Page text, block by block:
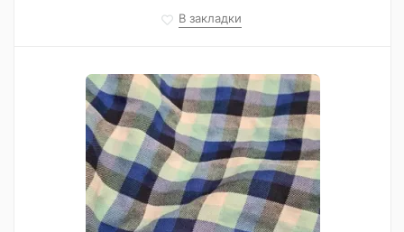
В закладки